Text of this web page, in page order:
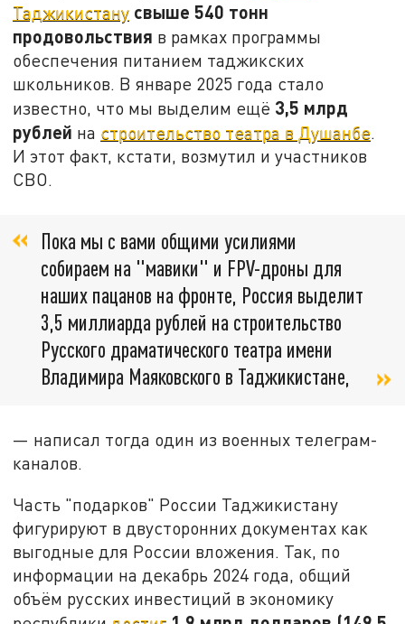
Таджикистану свыше 540 тонн
продовольствия в рамках программы
обеспечения питанием таджикских
школьников. В январе 2025 года стало
известно, что мы выделим ещё 3,5 млрд
рублей на строительство театра в Душанбе.
И этот факт, кстати, возмутил и участников
СВО.
Пока мы с вами общими усилиями
собираем на "мавики" и FPV-дроны для
наших пацанов на фронте, Россия выделит
3,5 миллиарда рублей на строительство
Русского драматического театра имени
Владимира Маяковского в Таджикистане,
— написал тогда один из военных телеграм-
каналов.
Часть "подарков" России Таджикистану
фигурируют в двусторонних документах как
выгодные для России вложения. Так, по
информации на декабрь 2024 года, общий
объём русских инвестиций в экономику